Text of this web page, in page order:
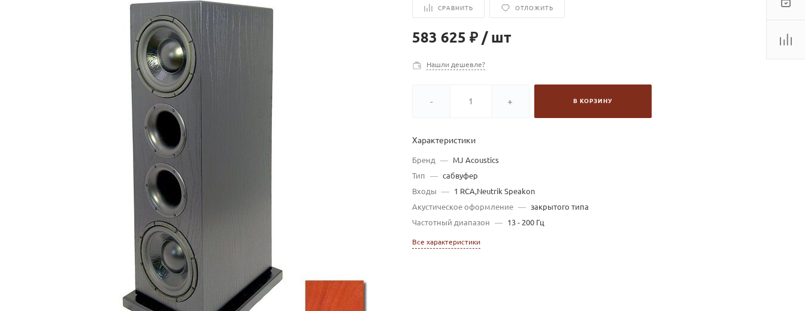
СРАВНИТЬ ОТЛОЖИТЬ
583 625 ₽ / шт
Нашли дешевле?
- + В КОРЗИНУ
Характеристики
Бренд —
MJ Acoustics
Тип
— сабвуфер
Входы
—
1 RCA,Neutrik Speakon
Акустическое оформление — закрытого типа
Частотный диапазон
— 13 - 200 Гц
Все характеристики